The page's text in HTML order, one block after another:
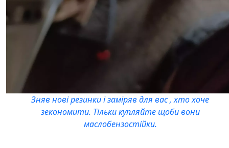
Зняв нові резинки і заміряв для вас , хто хоче
зекономити. Тільки купляйте щоби вони
маслобензостійки.